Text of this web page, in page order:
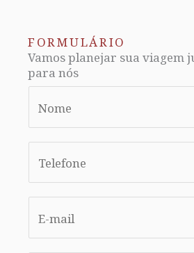
FORMULÁRIO
Vamos planejar sua viagem
para nós
m
*
n
l m